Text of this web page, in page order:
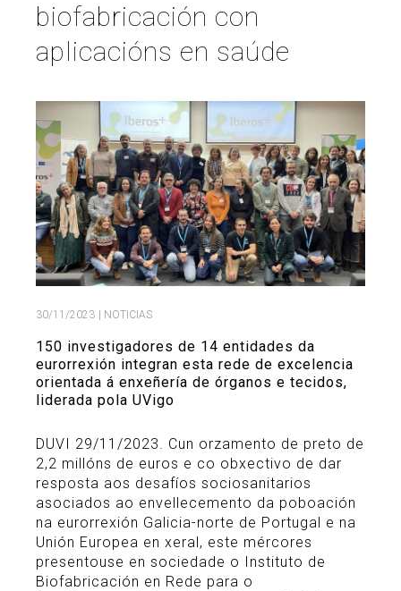
EN Search
Buscar
por:
biofabricación con
aplicacións en saúde
30/11/2023 | NOTICIAS
150 investigadores de 14 entidades da
eurorrexión integran esta rede de excelencia
orientada á enxeñería de órganos e tecidos,
liderada pola UVigo
DUVI 29/11/2023. Cun orzamento de preto de
2,2 millóns de euros e co obxectivo de dar
resposta aos desafíos sociosanitarios
asociados ao envellecemento da poboación
na eurorrexión Galicia-norte de Portugal e na
Unión Europea en xeral, este mércores
presentouse en sociedade o Instituto de
Biofabricación en Rede para o